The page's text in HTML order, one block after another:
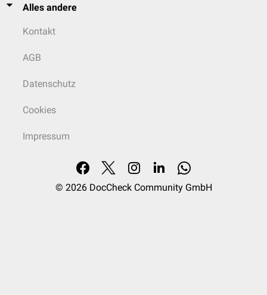
Alles andere
Kontakt
AGB
Datenschutz
Cookies
Impressum
© 2026 DocCheck Community GmbH